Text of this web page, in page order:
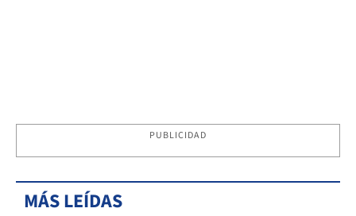
PUBLICIDAD
MÁS LEÍDAS